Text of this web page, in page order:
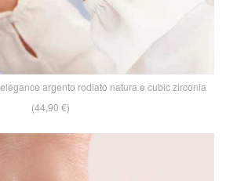
argento rodiato natura e cubic zirconia
(44,90 €)